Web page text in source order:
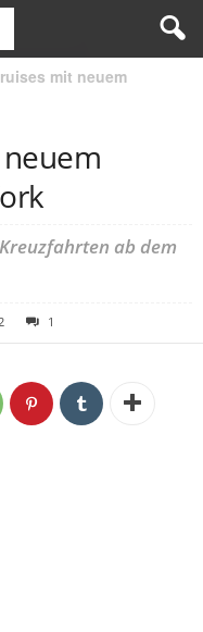
mit neuem
ab dem
1